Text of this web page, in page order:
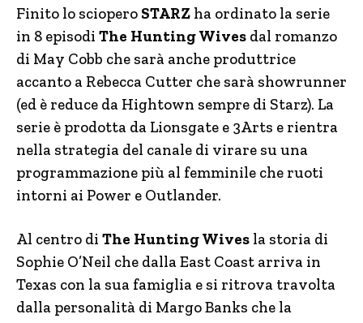
Finito lo sciopero STARZ ha ordinato la serie
in 8 episodi The Hunting Wives dal romanzo
di May Cobb che sarà anche produttrice
accanto a Rebecca Cutter che sarà showrunner
(ed è reduce da Hightown sempre di Starz). La
serie è prodotta da Lionsgate e 3Arts e rientra
nella strategia del canale di virare su una
programmazione più al femminile che ruoti
intorni ai Power e Outlander.
Al centro di The Hunting Wives la storia di
Sophie O’Neil che dalla East Coast arriva in
Texas con la sua famiglia e si ritrova travolta
dalla personalità di Margo Banks che la